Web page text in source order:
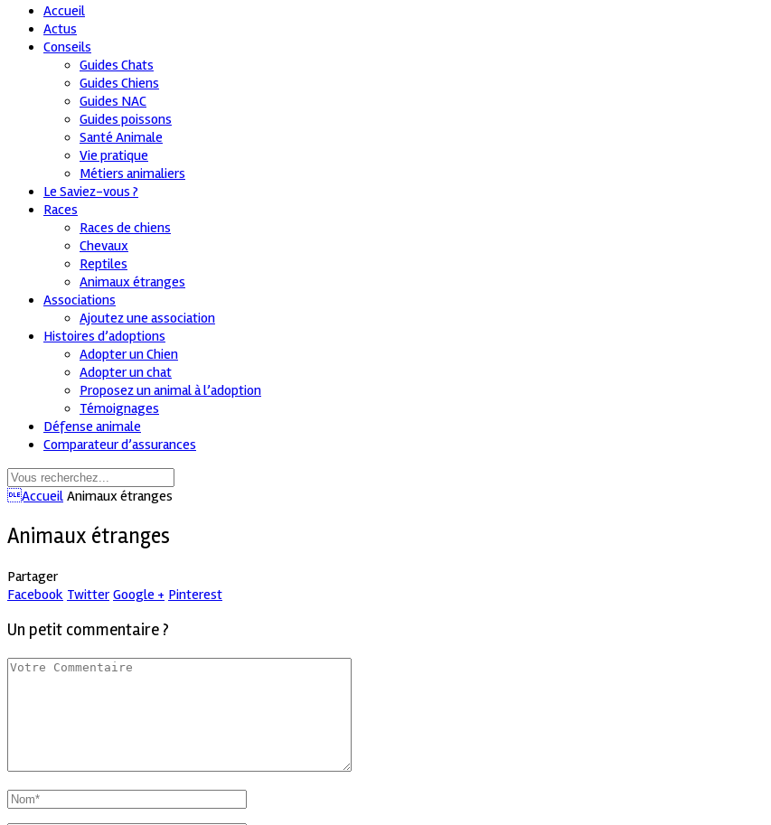
Accueil
Actus
Conseils
Guides Chats
Guides Chiens
Guides NAC
Guides poissons
Santé Animale
Vie pratique
Métiers animaliers
Le Saviez-vous ?
Races
Races de chiens
Chevaux
Reptiles
Animaux étranges
Associations
Ajoutez une association
Histoires d’adoptions
Adopter un Chien
Adopter un chat
Proposez un animal à l’adoption
Témoignages
Défense animale
Comparateur d’assurances
Accueil Animaux étranges
Animaux étranges
Partager
Facebook Twitter Google + Pinterest
Un petit commentaire ?